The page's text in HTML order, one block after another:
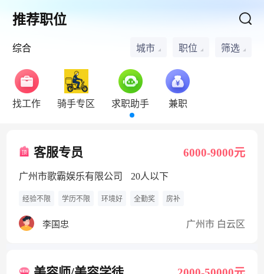
推荐职位
综合 城市 职位 筛选
找工作 骑手专区 求职助手 兼职
客服专员 6000-9000元
广州市歌霸娱乐有限公司 20人以下
经验不限 学历不限 环境好 全勤奖 房补
李国忠 广州市 白云区